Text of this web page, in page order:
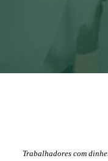
Trabalhadores com